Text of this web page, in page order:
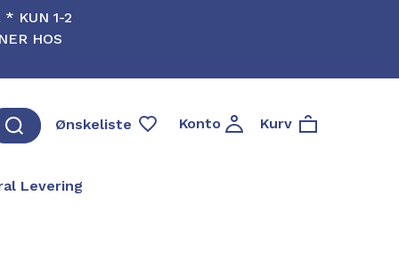
* KUN 1-2
HOS
Ønskeliste Konto Kurv
Levering